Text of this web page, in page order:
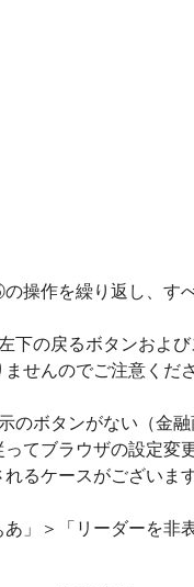
作を繰り返し、すべ
下の戻るボタンおよび
せんのでご注意くださ
のボタンがない（金
てブラウザの設定変
るケースがございます
」＞「リーダーを非